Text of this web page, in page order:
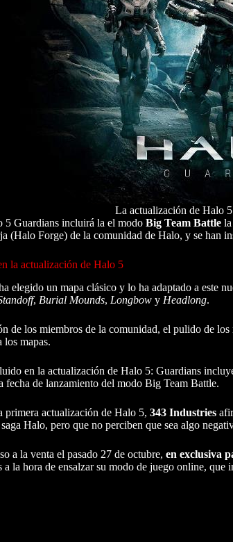
La actualización de Halo
5 Guardians incluirá la el modo Big Team Battle
(Halo Forge) de la comunidad de Halo, y se han
la actualización de Halo 5
elegido un mapa clásico y lo ha adaptado a este
, Burial Mounds, Longbow y Headlong.
de los miembros de la comunidad, el pulido de
los mapas.
en la actualización de Halo 5: Guardians
fecha de lanzamiento del modo Big Team Battle.
primera actualización de Halo 5, 343 Industries
Halo, pero que no perciben que sea algo
a la venta el pasado 27 de octubre, en exclusiva
a la hora de ensalzar su modo de juego online, que